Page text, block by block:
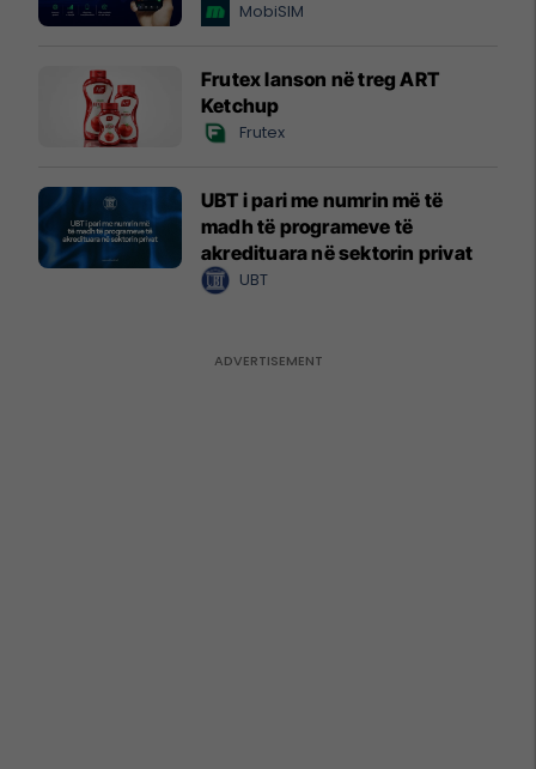
MobiSIM
Frutex lanson në treg ART
Ketchup
Frutex
UBT i pari me numrin më të
madh të programeve të
akredituara në sektorin privat
UBT